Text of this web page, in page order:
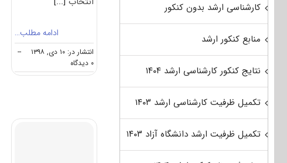
ادامه مطلب…
انتشار در: ۱۰ دی, ۱۳۹۸
--
۰ دیدگاه
on
نکات
دکتری
کارشناسی ارشد بدون کنکور
منابع کنکور ارشد
نتایج کنکور کارشناسی ارشد ۱۴۰۴
تکمیل ظرفیت کارشناسی ارشد ۱۴۰۳
تکمیل ظرفیت ارشد دانشگاه آزاد ۱۴۰۳